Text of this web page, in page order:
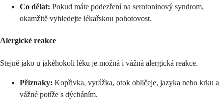
Co dělat: Pokud máte podezření na serotoninový syndrom,
okamžitě vyhledejte lékařskou pohotovost.
Alergické reakce
Stejně jako u jakéhokoli léku je možná i vážná alergická reakce.
Příznaky: Kopřivka, vyrážka, otok obličeje, jazyka nebo krku a
vážné potíže s dýcháním.